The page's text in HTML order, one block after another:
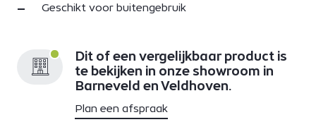
Geschikt voor buitengebruik
Dit of een vergelijkbaar product is
te bekijken in onze showroom in
Barneveld en Veldhoven.
Plan een afspraak